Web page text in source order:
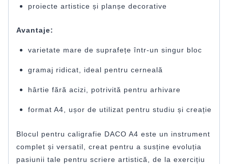
proiecte artistice și planșe decorative
Avantaje:
varietate mare de suprafețe într-un singur bloc
gramaj ridicat, ideal pentru cerneală
hârtie fără acizi, potrivită pentru arhivare
format A4, ușor de utilizat pentru studiu și creație
Blocul pentru caligrafie DACO A4 este un instrument
complet și versatil, creat pentru a susține evoluția
pasiunii tale pentru scriere artistică, de la exercițiu